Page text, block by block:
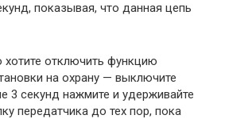
показывая, что данная цепь
отключить функцию
на охрану — выключите
3 секунд нажмите и удерживайте
передатчика до тех пор, пока